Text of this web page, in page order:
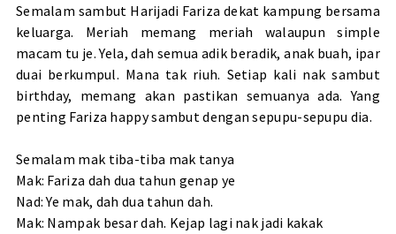
Semalam sambut Harijadi Fariza dekat kampung bersama
keluarga. Meriah memang meriah walaupun simple
macam tu je. Yela, dah semua adik beradik, anak buah, ipar
duai berkumpul. Mana tak riuh. Setiap kali nak sambut
birthday, memang akan pastikan semuanya ada. Yang
penting Fariza happy sambut dengan sepupu-sepupu dia.
Semalam mak tiba-tiba mak tanya
Mak: Fariza dah dua tahun genap ye
Nad: Ye mak, dah dua tahun dah.
Mak: Nampak besar dah. Kejap lagi nak jadi kakak